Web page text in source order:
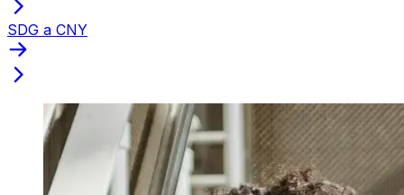
SDG a CNY